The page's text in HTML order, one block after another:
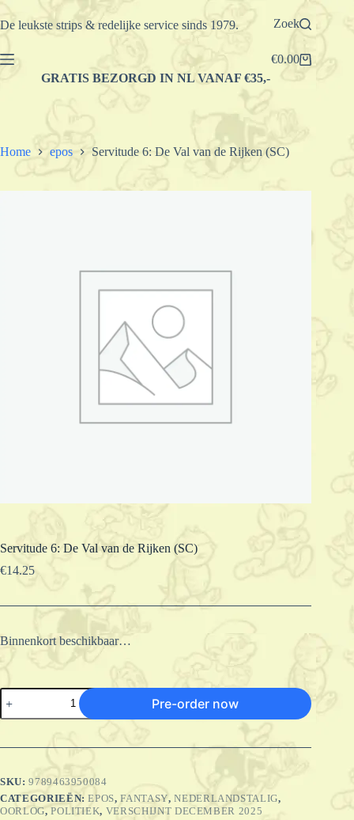
Ga
naar
De leukste strips & redelijke service sinds 1979. Zoek
Winkelwagen
€0.00
GRATIS BEZORGD IN NL VANAF €35,-
Home epos Servitude 6: De Val van de Rijken (SC)
Servitude 6: De Val van de Rijken (SC)
€14.25
Binnenkort beschikbaar…
Servitude
6:
De
van
(SC)
aantal
Pre-order now
SKU:9789463950084
CATEGORIEËN:EPOS,FANTASY,NEDERLANDSTALIG,
OORLOG,POLITIEK, VERSCHIJNT DECEMBER 2025